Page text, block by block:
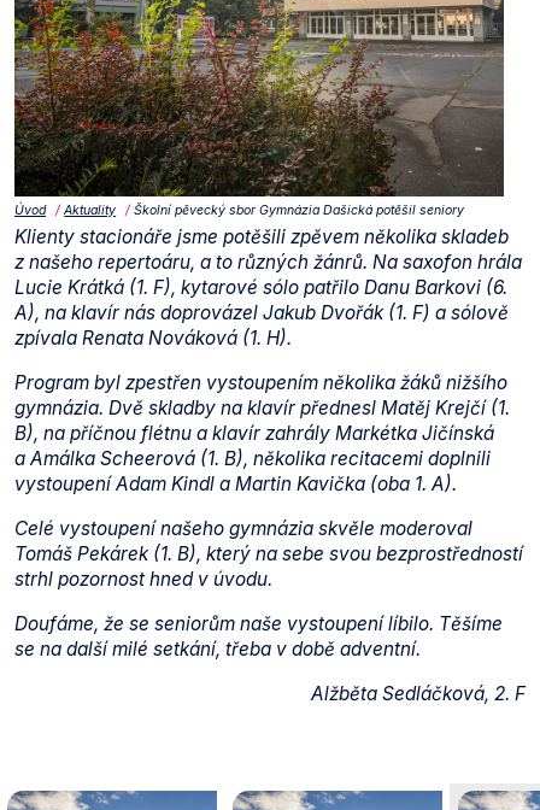
Úvod Aktuality Školní pěvecký sbor Gymnázia Dašická potěšil seniory
Klienty stacionáře jsme potěšili zpěvem několika skladeb
z našeho repertoáru, a to různých žánrů. Na saxofon hrála
Lucie Krátká (1. F), kytarové sólo patřilo Danu Barkovi (6.
A), na klavír nás doprovázel Jakub Dvořák (1. F) a sólově
zpívala Renata Nováková (1. H).
Program byl zpestřen vystoupením několika žáků nižšího
gymnázia. Dvě skladby na klavír přednesl Matěj Krejčí (1.
B), na příčnou flétnu a klavír zahrály Markétka Jičínská
a Amálka Scheerová (1. B), několika recitacemi doplnili
vystoupení Adam Kindl a Martin Kavička (oba 1. A).
Celé vystoupení našeho gymnázia skvěle moderoval
Tomáš Pekárek (1. B), který na sebe svou bezprostředností
strhl pozornost hned v úvodu.
Doufáme, že se seniorům naše vystoupení líbilo. Těšíme
se na další milé setkání, třeba v době adventní.
Alžběta Sedláčková, 2. F